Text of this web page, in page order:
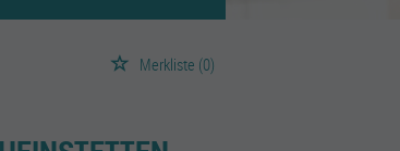
Merkliste (0)